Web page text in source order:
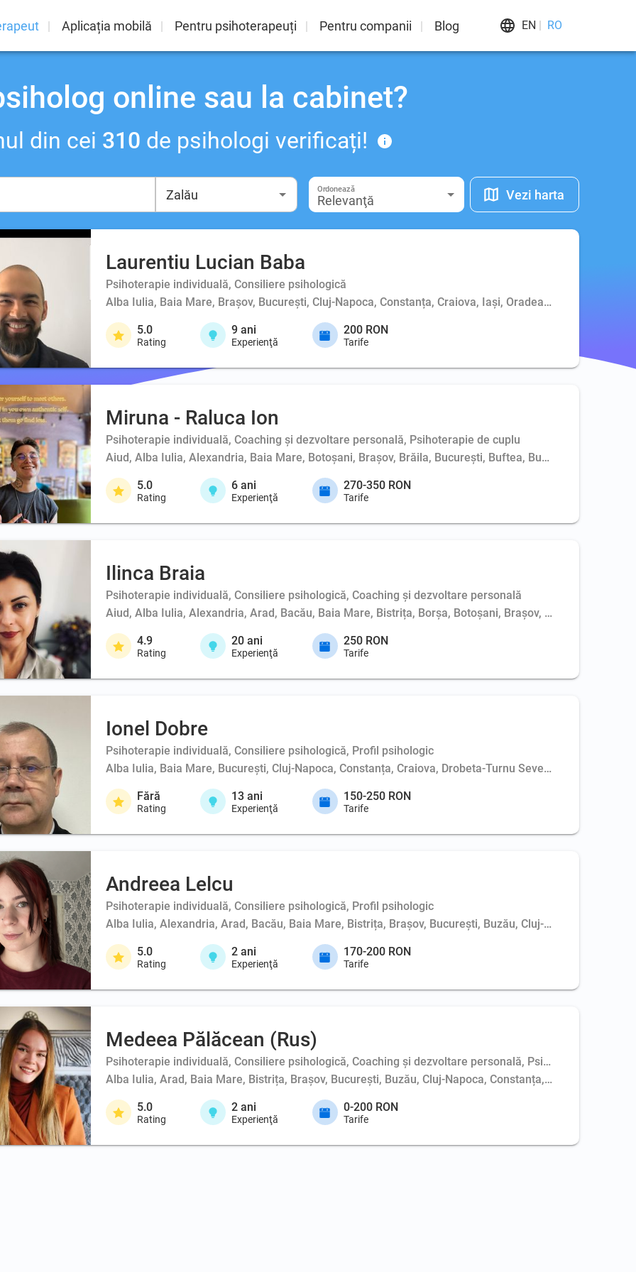
Aplicația mobilă Pentru psihoterapeuți Pentru companii Blog EN RO
online sau la cabinet?
din cei 310 de psihologi verificați!
Ordonează
Relevanţă Vezi harta
Laurentiu Lucian Baba
Psihoterapie individuală, Consiliere psihologică
Alba Iulia, Baia Mare, Brașov, București, Cluj-Napoca, Constanța, Craiova, Iași, Oradea, Piatra-
5.0
Rating
9 ani
Experienţă
200 RON
Tarife
Miruna - Raluca Ion
Psihoterapie individuală, Coaching şi dezvoltare personală, Psihoterapie de cuplu
Aiud, Alba Iulia, Alexandria, Baia Mare, Botoșani, Brașov, Brăila, București, Buftea, Buzău,
5.0
Rating
6 ani
Experienţă
270-350 RON
Tarife
Ilinca Braia
Psihoterapie individuală, Consiliere psihologică, Coaching şi dezvoltare personală
Aiud, Alba Iulia, Alexandria, Arad, Bacău, Baia Mare, Bistrița, Borșa, Botoșani, Brașov, București,
4.9
Rating
20 ani
Experienţă
250 RON
Tarife
Ionel Dobre
Psihoterapie individuală, Consiliere psihologică, Profil psihologic
Alba Iulia, Baia Mare, București, Cluj-Napoca, Constanța, Craiova, Drobeta-Turnu Severin, Iași,
Fără
Rating
13 ani
Experienţă
150-250 RON
Tarife
Andreea Lelcu
Psihoterapie individuală, Consiliere psihologică, Profil psihologic
Alba Iulia, Alexandria, Arad, Bacău, Baia Mare, Bistrița, Brașov, București, Buzău, Cluj-Napoca,
5.0
Rating
2 ani
Experienţă
170-200 RON
Tarife
Medeea Pălăcean (Rus)
Psihoterapie individuală, Consiliere psihologică, Coaching şi dezvoltare personală, Psihoterapie de
Alba Iulia, Arad, Baia Mare, Bistrița, Brașov, București, Buzău, Cluj-Napoca, Constanța, Dej,
5.0
Rating
2 ani
Experienţă
0-200 RON
Tarife